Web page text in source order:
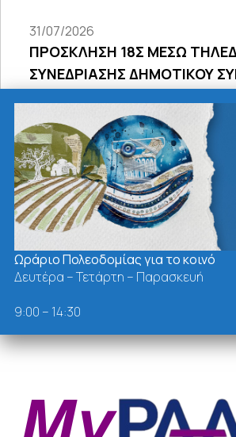
31/07/2026
ΠΡΟΣΚΛΗΣΗ 18Σ ΜΕΣΩ
ΣΥΝΕΔΡΙΑΣΗΣ ΔΗΜΟΤΙΚΟΥ
Δράσεις -
Σύνδεσμοι
Ωράριο Πολεοδομίας για το κοινό
Δευτέρα – Τετάρτη – Παρασκευή
9:00 – 14:30